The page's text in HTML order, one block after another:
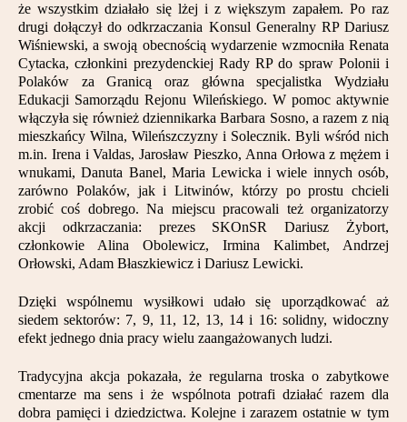
Trasy
Darczyńcy
Partnerzy
Kontakt
że wszystkim działało się lżej i z większym zapałem. Po raz
drugi dołączył do odkrzaczania Konsul Generalny RP Dariusz
Wiśniewski, a swoją obecnością wydarzenie wzmocniła Renata
Cytacka, członkini prezydenckiej Rady RP do spraw Polonii i
Polaków za Granicą oraz główna specjalistka Wydziału
Edukacji Samorządu Rejonu Wileńskiego. W pomoc aktywnie
włączyła się również dziennikarka Barbara Sosno, a razem z nią
mieszkańcy Wilna, Wileńszczyzny i Solecznik. Byli wśród nich
m.in. Irena i Valdas, Jarosław Pieszko, Anna Orłowa z mężem i
wnukami, Danuta Banel, Maria Lewicka i wiele innych osób,
zarówno Polaków, jak i Litwinów, którzy po prostu chcieli
zrobić coś dobrego. Na miejscu pracowali też organizatorzy
akcji odkrzaczania: prezes SKOnSR Dariusz Żybort,
członkowie Alina Obolewicz, Irmina Kalimbet, Andrzej
Orłowski, Adam Błaszkiewicz i Dariusz Lewicki.
Dzięki wspólnemu wysiłkowi udało się uporządkować aż
siedem sektorów: 7, 9, 11, 12, 13, 14 i 16: solidny, widoczny
efekt jednego dnia pracy wielu zaangażowanych ludzi.
Tradycyjna akcja pokazała, że regularna troska o zabytkowe
cmentarze ma sens i że wspólnota potrafi działać razem dla
dobra pamięci i dziedzictwa. Kolejne i zarazem ostatnie w tym